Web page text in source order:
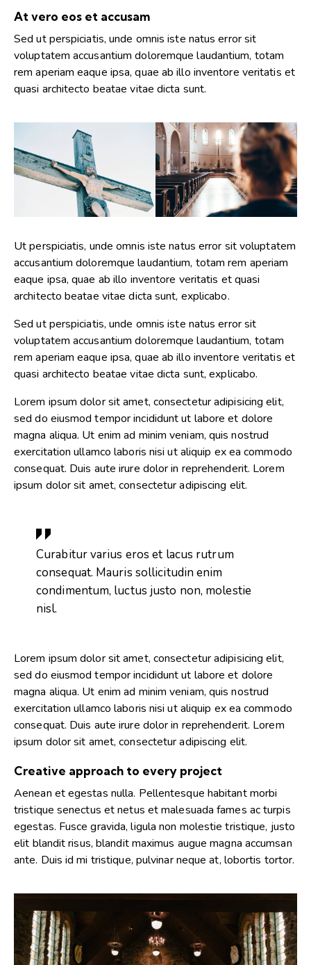
At vero eos et accusam
Sed ut perspiciatis, unde omnis iste natus error sit
voluptatem accusantium doloremque laudantium, totam
rem aperiam eaque ipsa, quae ab illo inventore veritatis et
quasi architecto beatae vitae dicta sunt.
Ut perspiciatis, unde omnis iste natus error sit voluptatem
accusantium doloremque laudantium, totam rem aperiam
eaque ipsa, quae ab illo inventore veritatis et quasi
architecto beatae vitae dicta sunt, explicabo.
Sed ut perspiciatis, unde omnis iste natus error sit
voluptatem accusantium doloremque laudantium, totam
rem aperiam eaque ipsa, quae ab illo inventore veritatis et
quasi architecto beatae vitae dicta sunt, explicabo.
Lorem ipsum dolor sit amet, consectetur adipisicing elit,
sed do eiusmod tempor incididunt ut labore et dolore
magna aliqua. Ut enim ad minim veniam, quis nostrud
exercitation ullamco laboris nisi ut aliquip ex ea commodo
consequat. Duis aute irure dolor in reprehenderit. Lorem
ipsum dolor sit amet, consectetur adipiscing elit.
Curabitur varius eros et lacus rutrum
consequat. Mauris sollicitudin enim
condimentum, luctus justo non, molestie
nisl.
Lorem ipsum dolor sit amet, consectetur adipisicing elit,
sed do eiusmod tempor incididunt ut labore et dolore
magna aliqua. Ut enim ad minim veniam, quis nostrud
exercitation ullamco laboris nisi ut aliquip ex ea commodo
consequat. Duis aute irure dolor in reprehenderit. Lorem
ipsum dolor sit amet, consectetur adipiscing elit.
Creative approach to every project
Aenean et egestas nulla. Pellentesque habitant morbi
tristique senectus et netus et malesuada fames ac turpis
egestas. Fusce gravida, ligula non molestie tristique, justo
elit blandit risus, blandit maximus augue magna accumsan
ante. Duis id mi tristique, pulvinar neque at, lobortis tortor.